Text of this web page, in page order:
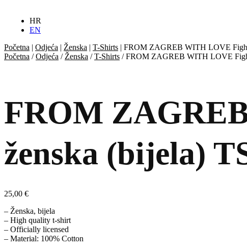
HR
EN
Početna | Odjeća | Ženska | T-Shirts | FROM ZAGREB WITH LOVE
Početna /Odjeća / Ženska /T-Shirts / FROM ZAGREB WITH LOVE
FROM
ženska (bijela)
25,00 €
– Ženska, bijela
– High quality t-shirt
– Officially licensed
– Material: 100% Cotton